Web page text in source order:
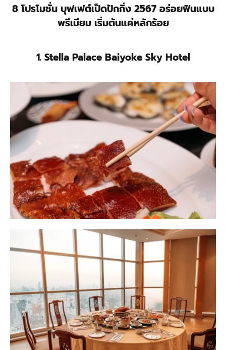
8 โปรโมชั่น บุฟเฟต์เป็ดปักกิ่ง 2567 อร่อยฟินแบบ
พรีเมียม เริ่มต้นแค่หลักร้อย
1. Stella Palace Baiyoke Sky Hotel